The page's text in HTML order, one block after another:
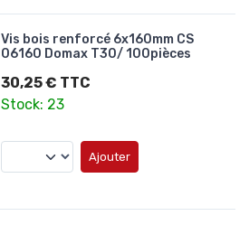
Vis bois renforcé 6x160mm CS
06160 Domax T30/ 100pièces
30,25 € TTC
Stock: 23
Ajouter